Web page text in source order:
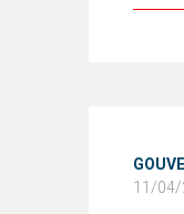
11/04/